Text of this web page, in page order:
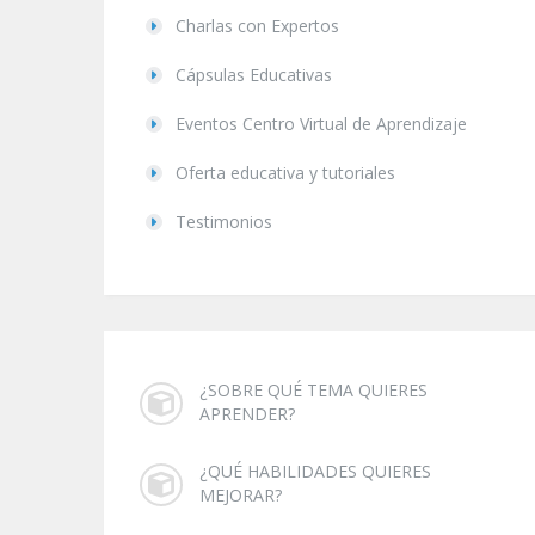
Charlas con Expertos
Cápsulas Educativas
Eventos Centro Virtual de Aprendizaje
Oferta educativa y tutoriales
Testimonios
¿SOBRE QUÉ TEMA QUIERES
APRENDER?
¿QUÉ HABILIDADES QUIERES
MEJORAR?